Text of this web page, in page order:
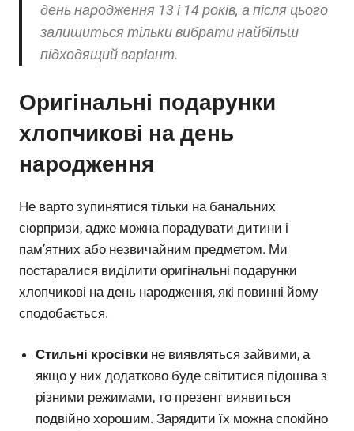
день народження 13 і 14 років, а після цього
залишиться тільки вибрати найбільш
підходящий варіант.
Оригінальні подарунки
хлопчикові на день
народження
Не варто зупинятися тільки на банальних
сюрпризи, адже можна порадувати дитини і
пам’ятних або незвичайним предметом. Ми
постаралися виділити оригінальні подарунки
хлопчикові на день народження, які повинні йому
сподобається.
Стильні кросівки не виявляться зайвими, а
якщо у них додатково буде світитися підошва з
різними режимами, то презент виявиться
подвійно хорошим. Зарядити їх можна спокійно